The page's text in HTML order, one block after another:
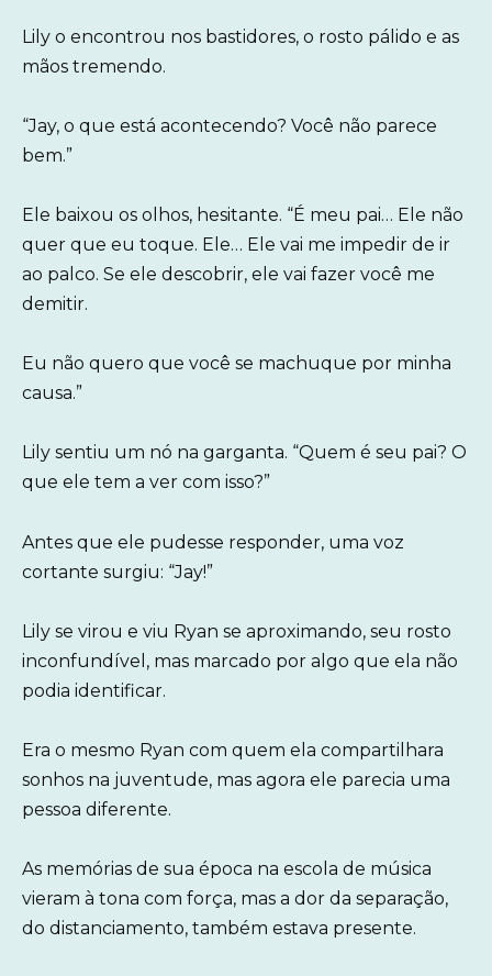
Lily o encontrou nos bastidores, o rosto pálido e as
mãos tremendo.
“Jay, o que está acontecendo? Você não parece
bem.”
Ele baixou os olhos, hesitante. “É meu pai… Ele não
quer que eu toque. Ele… Ele vai me impedir de ir
ao palco. Se ele descobrir, ele vai fazer você me
demitir.
Eu não quero que você se machuque por minha
causa.”
Lily sentiu um nó na garganta. “Quem é seu pai? O
que ele tem a ver com isso?”
Antes que ele pudesse responder, uma voz
cortante surgiu: “Jay!”
Lily se virou e viu Ryan se aproximando, seu rosto
inconfundível, mas marcado por algo que ela não
podia identificar.
Era o mesmo Ryan com quem ela compartilhara
sonhos na juventude, mas agora ele parecia uma
pessoa diferente.
As memórias de sua época na escola de música
vieram à tona com força, mas a dor da separação,
do distanciamento, também estava presente.